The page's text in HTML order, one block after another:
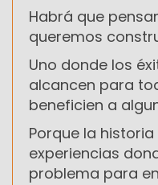
Habrá que
queremos
Uno donde los
alcancen para
beneficien a
Porque la
experiencias
problema para